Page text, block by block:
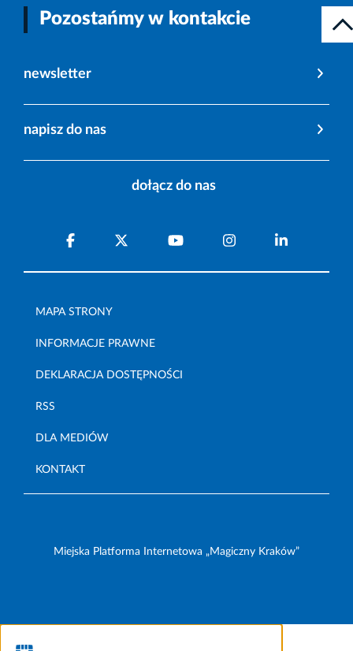
Pozostańmy w kontakcie
newsletter
napisz do nas
dołącz do nas
MAPA STRONY
INFORMACJE PRAWNE
DEKLARACJA DOSTĘPNOŚCI
RSS
DLA MEDIÓW
KONTAKT
Miejska Platforma Internetowa „Magiczny Kraków”